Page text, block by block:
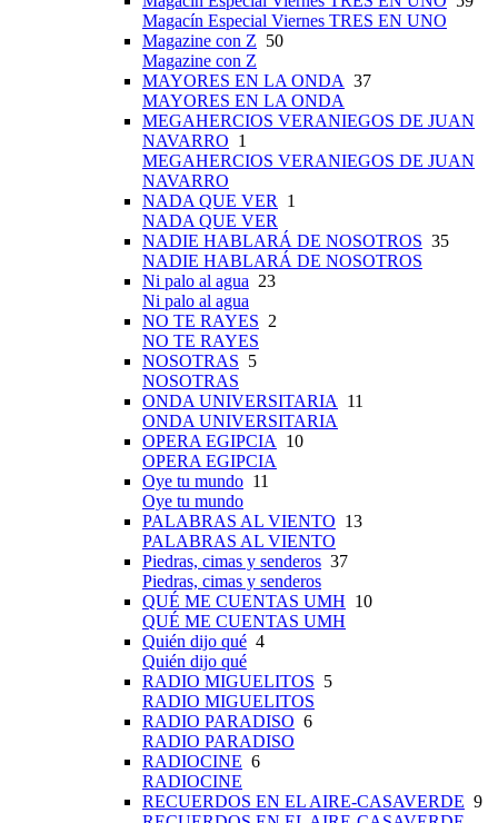
Magacín Especial Viernes TRES EN UNO
Magazine con Z 50
Magazine con Z
MAYORES EN LA ONDA 37
MAYORES EN LA ONDA
MEGAHERCIOS VERANIEGOS DE JUAN
NAVARRO 1
MEGAHERCIOS VERANIEGOS DE JUAN
NAVARRO
NADA QUE VER
1
NADA QUE VER
NADIE HABLARÁ DE NOSOTROS 35
NADIE HABLARÁ DE NOSOTROS
Ni palo al agua 23
Ni palo al agua
NO TE RAYES 2
NO TE RAYES
NOSOTRAS 5
NOSOTRAS
ONDA UNIVERSITARIA
11
ONDA UNIVERSITARIA
OPERA EGIPCIA
10
OPERA EGIPCIA
Oye tu mundo 11
Oye tu mundo
PALABRAS AL VIENTO 13
PALABRAS AL VIENTO
Piedras, cimas y senderos 37
Piedras, cimas y senderos
QUÉ ME CUENTAS UMH 10
QUÉ ME CUENTAS UMH
Quién dijo qué 4
Quién dijo qué
RADIO MIGUELITOS 5
RADIO MIGUELITOS
RADIO PARADISO 6
RADIO PARADISO
RADIOCINE 6
RADIOCINE
RECUERDOS EN EL AIRE-CASAVERDE 9